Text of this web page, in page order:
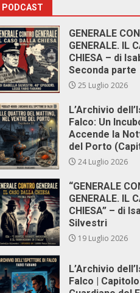
PODCAST
GENERALE
GENERALE. IL
CHIESA – di
Seconda parte
25 Luglio 2026
L’Archivio
Falco: Un
Accende la
del Porto
24 Luglio 2026
“GENERALE
GENERALE. IL
CHIESA” – di
Silvestri
19 Luglio 2026
L’Archivio
Falco |